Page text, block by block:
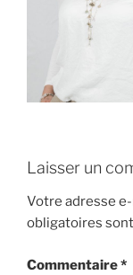
Laisser un
Votre adresse
obligatoires
Commentaire*